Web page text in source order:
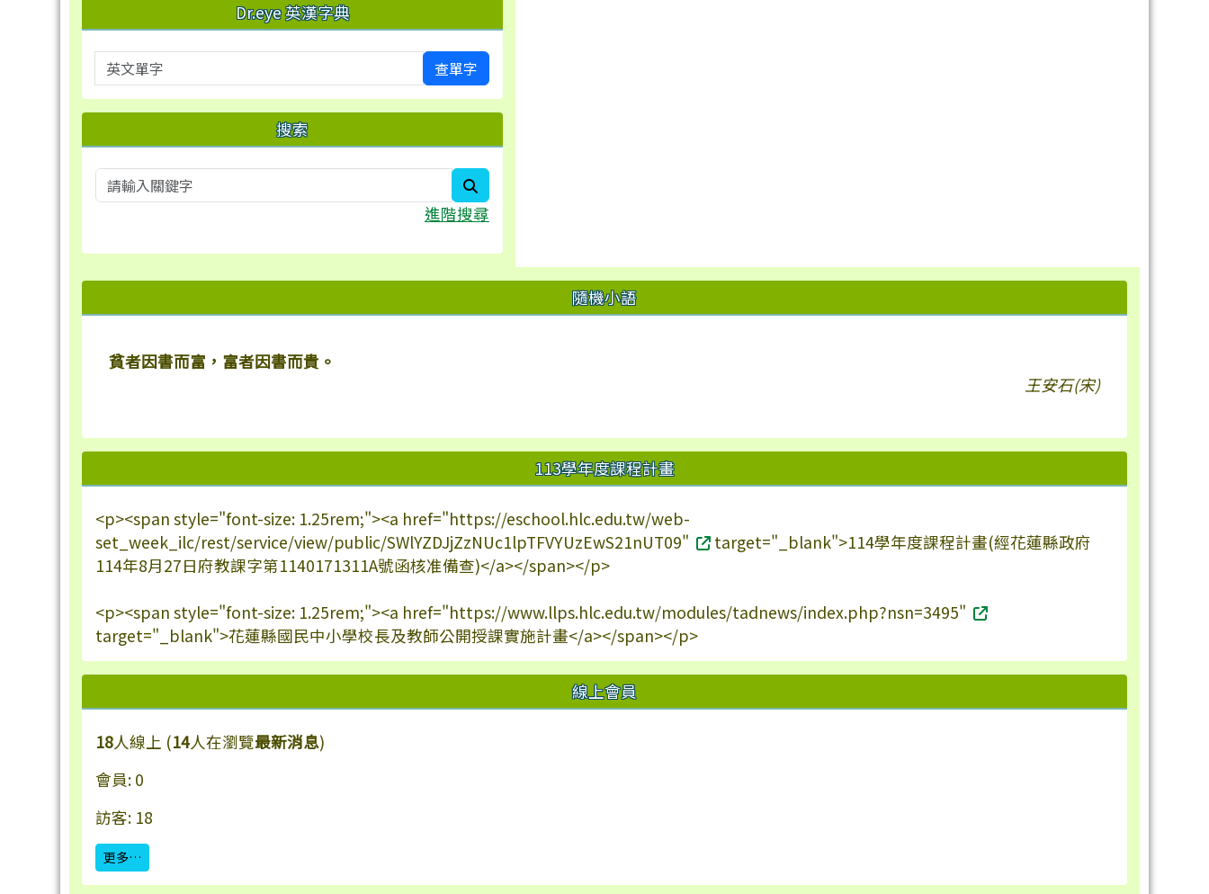
Dr.eye 英漢字典
英文單字 查單字
搜索
進階搜尋
右邊區域內容 隨機小語
貧者因書而富，富者因書而貴。
王安石(宋)
113學年度課程計畫
<p><span style="font-size: 1.25rem;"><a href="https://eschool.hlc.edu.tw/web-
set_week_ilc/rest/service/view/public/SWlYZDJjZzNUc1lpTFVYUzEwS21nUT09"
target="_blank">114學年度課程計畫(經花蓮縣政府
114年8月27日府教課字第1140171311A號函核准備查)</a></span></p>
<p><span style="font-size: 1.25rem;"><a href="https://www.llps.hlc.edu.tw/modules/tadnews/index.php?nsn=3495"
target="_blank">花蓮縣國民中小學校長及教師公開授課實施計畫</a></span></p>
線上會員
18人線上 (14人在瀏覽最新消息)
會員: 0
訪客: 18
更多…